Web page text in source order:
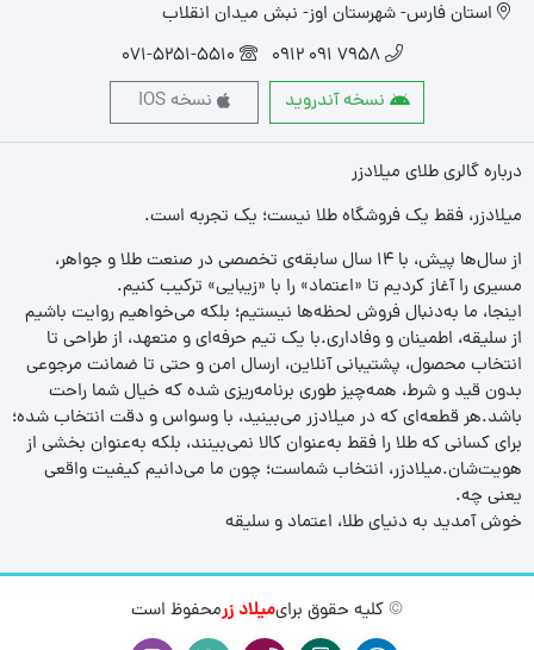
استان فارس- شهرستان اوز- نبش میدان انقلاب
7958 091 0912
071-5251-5510
نسخه آندروید
نسخه IOS
درباره گالری طلای میلادزر
میلادزر، فقط یک فروشگاه طلا نیست؛ یک تجربه‌ است.
از سال‌ها پیش، با ۱۴ سال سابقه‌ی تخصصی در صنعت طلا و جواهر،
مسیری را آغاز کردیم تا «اعتماد» را با «زیبایی» ترکیب کنیم.
اینجا، ما به‌دنبال فروش لحظه‌ها نیستیم؛ بلکه می‌خواهیم روایت باشیم
از سلیقه، اطمینان و وفاداری.با یک تیم حرفه‌ای و متعهد، از طراحی تا
انتخاب محصول، پشتیبانی آنلاین، ارسال امن و حتی تا ضمانت مرجوعی
بدون قید و شرط، همه‌چیز طوری برنامه‌ریزی شده که خیال شما راحت
باشد.هر قطعه‌ای که در میلادزر می‌بینید، با وسواس و دقت انتخاب شده؛
برای کسانی که طلا را فقط به‌عنوان کالا نمی‌بینند، بلکه به‌عنوان بخشی از
هویت‌شان.میلادزر، انتخاب شماست؛ چون ما می‌دانیم کیفیت واقعی
یعنی چه.
خوش آمدید به دنیای طلا، اعتماد و سلیقه
© کلیه حقوق برایمیلاد زرمحفوظ است